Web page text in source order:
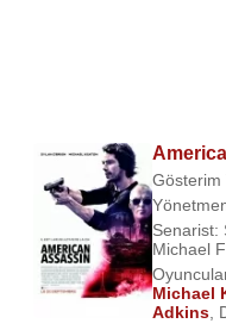
Gösterim
Senarist:
Michael
Michael
Adkins